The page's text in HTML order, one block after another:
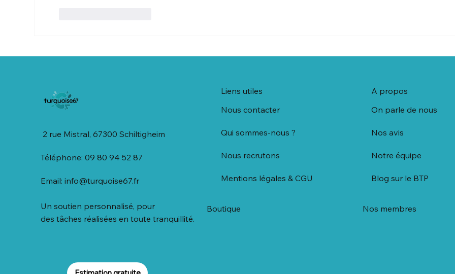
2 rue Mistral, 67300 Schiltigheim
Téléphone: 09 80 94 52 87
Email: info@turquoise67.fr
Un soutien personnalisé, pour
des tâches réalisées en toute tranquillité.
A propos
On parle de nous
Nos avis
Notre équipe
Blog sur le BTP
Liens utiles
Nous contacter
Qui sommes-nous ?
Nous recrutons
Mentions légales & CGU
Boutique Nos membres